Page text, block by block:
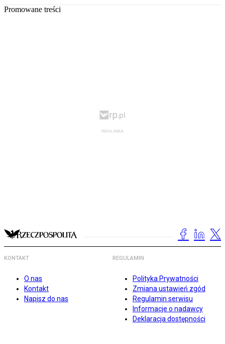
Promowane treści
KONTAKT
O nas
Kontakt
Napisz do nas
REGULAMIN
Polityka Prywatności
Zmiana ustawień zgód
Regulamin serwisu
Informacje o nadawcy
Deklaracja dostępności